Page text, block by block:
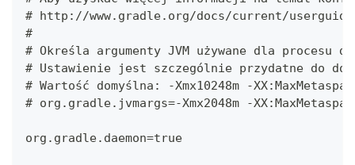
# http://www.gradle.org/docs/current/
#
# Określa argumenty JVM używane dla procesu
# Ustawienie jest szczególnie przydatne do
# Wartość domyślna: -Xmx10248m -
# org.gradle.jvmargs=-Xmx2048m -
org.gradle.daemon=true